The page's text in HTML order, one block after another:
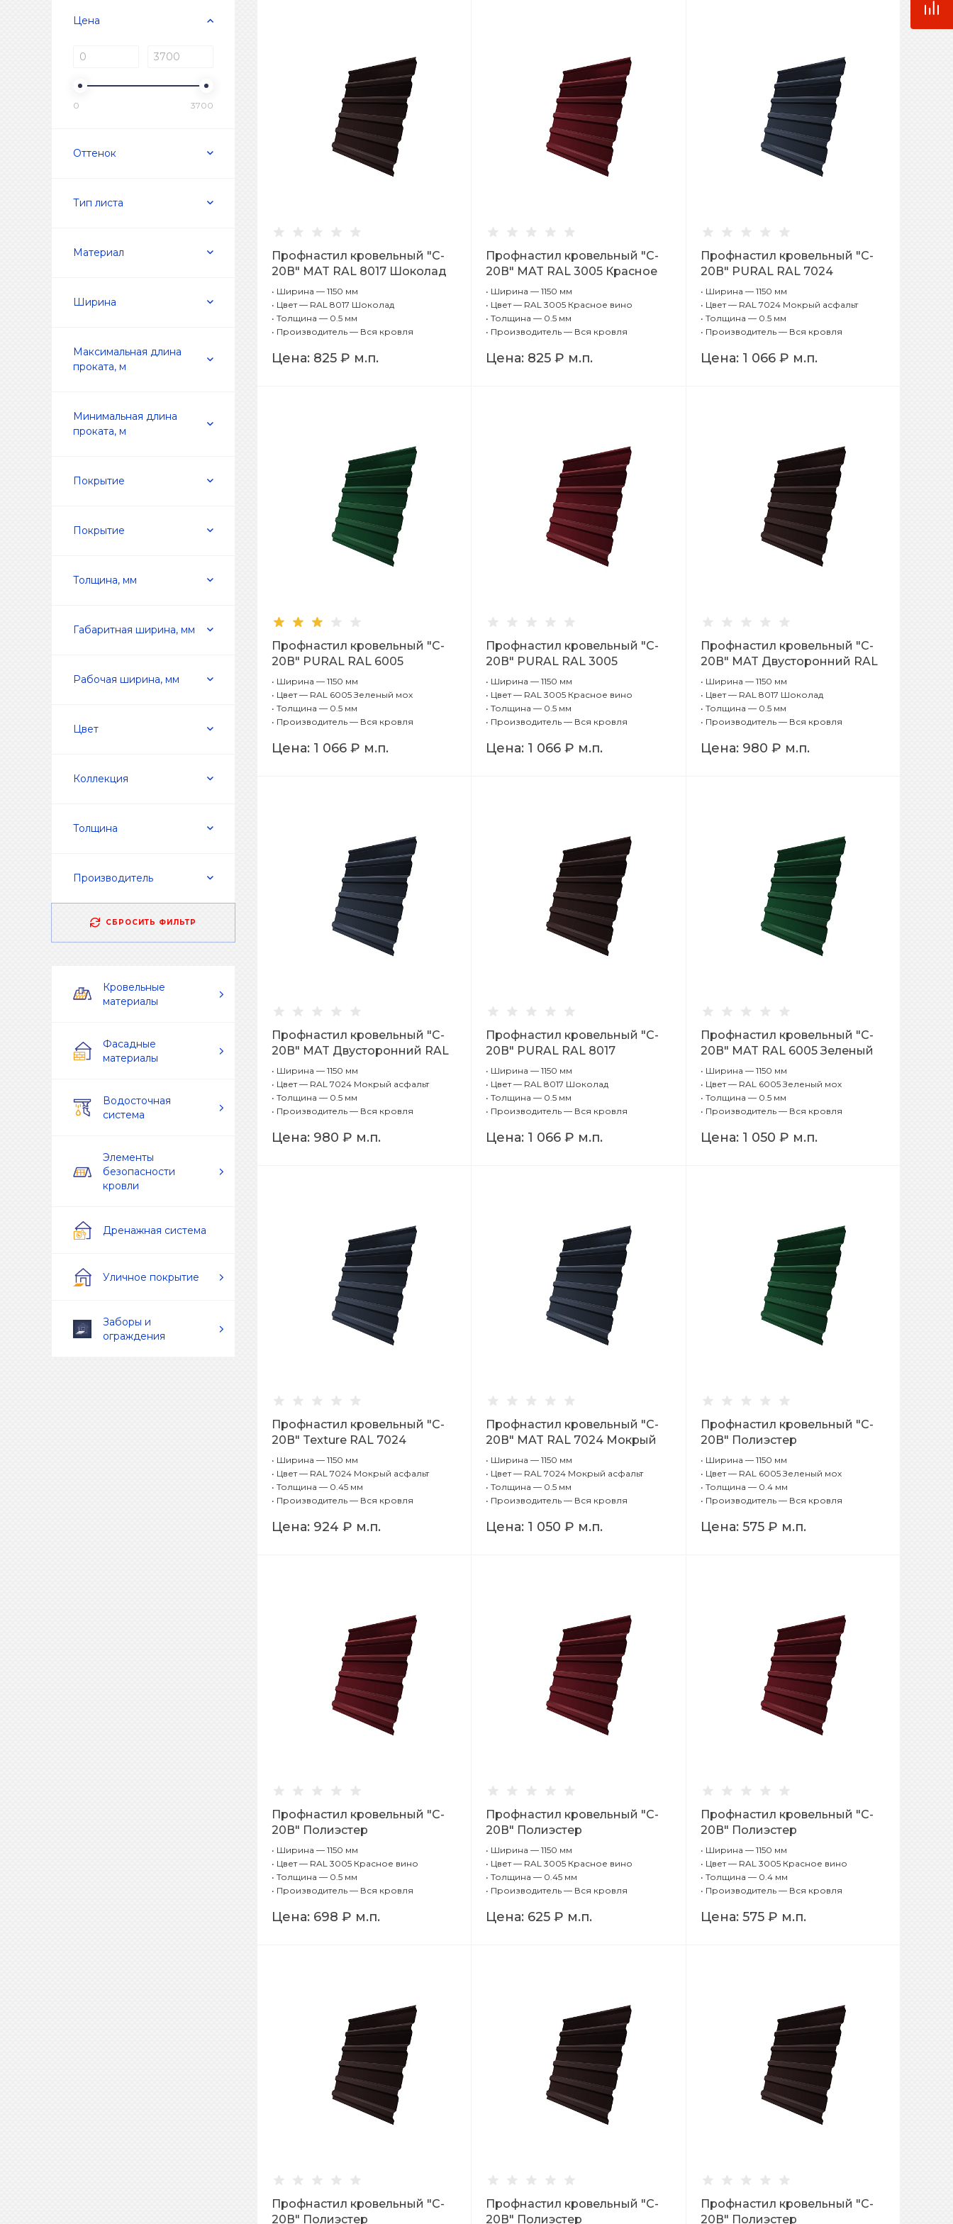
Цена
0 3700
Оттенок
Тип листа
Материал
Ширина
Максимальная длина
проката, м
Минимальная длина
проката, м
Покрытие
Покрытие
Толщина, мм
Габаритная ширина, мм
Рабочая ширина, мм
Цвет
Коллекция
Толщина
Производитель
СБРОСИТЬ ФИЛЬТР
Кровельные
материалы
Фасадные
материалы
Водосточная
система
Элементы
безопасности
кровли
Дренажная система
Уличное покрытие
Заборы и
ограждения
Профнастил кровельный "C-
20В" MAT RAL 8017 Шоколад
0,5 мм
• Ширина — 1150 мм
• Цвет — RAL 8017 Шоколад
• Толщина — 0.5 мм
• Производитель — Вся кровля
Цена: 825 ₽ м.п.
Профнастил кровельный "C-
20В" MAT RAL 3005 Красное
вино 0,5 мм
• Ширина — 1150 мм
• Цвет — RAL 3005 Красное вино
•Толщина — 0.5 мм
• Производитель — Вся кровля
Цена: 825 ₽ м.п.
Профнастил кровельный "C-
20В" PURAL RAL 7024
Мокрый асфальт 0,5 мм
• Ширина — 1150 мм
• Цвет — RAL 7024 Мокрый асфальт
• Толщина — 0.5 мм
• Производитель — Вся кровля
Цена: 1 066 ₽ м.п.
Профнастил кровельный "C-
20В" PURAL RAL 6005
Зеленый мох 0,5 мм
• Ширина — 1150 мм
• Цвет — RAL 6005 Зеленый мох
• Толщина — 0.5 мм
• Производитель — Вся кровля
Цена: 1 066 ₽ м.п.
Профнастил кровельный "C-
20В" PURAL RAL 3005
Красное вино 0,5 мм
• Ширина — 1150 мм
• Цвет — RAL 3005 Красное вино
•Толщина — 0.5 мм
• Производитель — Вся кровля
Цена: 1 066 ₽ м.п.
Профнастил кровельный "C-
20В" MAT Двусторонний RAL
8017 Шоколад 0,5 мм
• Ширина — 1150 мм
• Цвет — RAL 8017 Шоколад
• Толщина — 0.5 мм
• Производитель — Вся кровля
Цена: 980 ₽ м.п.
Профнастил кровельный "C-
20В" MAT Двусторонний RAL
7024 Мокрый асфальт 0,5 мм
• Ширина — 1150 мм
• Цвет — RAL 7024 Мокрый асфальт
• Толщина — 0.5 мм
• Производитель — Вся кровля
Цена: 980 ₽ м.п.
Профнастил кровельный "C-
20В" PURAL RAL 8017
Шоколад 0,5 мм
• Ширина — 1150 мм
• Цвет — RAL 8017 Шоколад
•Толщина — 0.5 мм
• Производитель — Вся кровля
Цена: 1 066 ₽ м.п.
Профнастил кровельный "C-
20В" MAT RAL 6005 Зеленый
мох 0,5 мм
• Ширина — 1150 мм
• Цвет — RAL 6005 Зеленый мох
• Толщина — 0.5 мм
• Производитель — Вся кровля
Цена: 1 050 ₽ м.п.
Профнастил кровельный "C-
20В" Texture RAL 7024
Мокрый асфальт 0,45 мм
• Ширина — 1150 мм
• Цвет — RAL 7024 Мокрый асфальт
• Толщина — 0.45 мм
• Производитель — Вся кровля
Цена: 924 ₽ м.п.
Профнастил кровельный "C-
20В" MAT RAL 7024 Мокрый
асфальт 0,5 мм
• Ширина — 1150 мм
• Цвет — RAL 7024 Мокрый асфальт
•Толщина — 0.5 мм
• Производитель — Вся кровля
Цена: 1 050 ₽ м.п.
Профнастил кровельный "C-
20В" Полиэстер
Односторонний RAL 6005
Зеленый мох 0,4 мм
• Ширина — 1150 мм
• Цвет — RAL 6005 Зеленый мох
• Толщина — 0.4 мм
• Производитель — Вся кровля
Цена: 575 ₽ м.п.
Профнастил кровельный "C-
20В" Полиэстер
Односторонний RAL 3005
Красное вино 0,5 мм
• Ширина — 1150 мм
• Цвет — RAL 3005 Красное вино
• Толщина — 0.5 мм
• Производитель — Вся кровля
Цена: 698 ₽ м.п.
Профнастил кровельный "C-
20В" Полиэстер
Односторонний RAL 3005
Красное вино 0,45 мм
• Ширина — 1150 мм
• Цвет — RAL 3005 Красное вино
•Толщина — 0.45 мм
• Производитель — Вся кровля
Цена: 625 ₽ м.п.
Профнастил кровельный "C-
20В" Полиэстер
Односторонний RAL 3005
Красное вино 0,4 мм
• Ширина — 1150 мм
• Цвет — RAL 3005 Красное вино
• Толщина — 0.4 мм
• Производитель — Вся кровля
Цена: 575 ₽ м.п.
Профнастил кровельный "C-
20В" Полиэстер
Профнастил кровельный "C-
20В" Полиэстер
Профнастил кровельный "C-
20В" Полиэстер